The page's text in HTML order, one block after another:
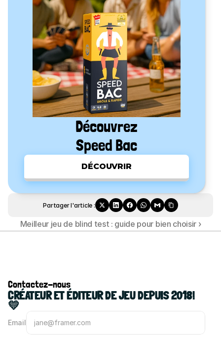
Découvrez
Speed Bac
DÉCOUVRIR
Partager l'article :
Meilleur jeu de blind test : guide pour bien choisir ›
Contactez-nous
CRÉATEUR ET ÉDITEUR DE JEU DEPUIS 2018!
💛
Email